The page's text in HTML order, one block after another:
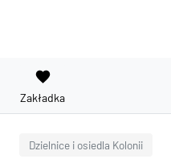
favorite
Zakładka
Dzielnice i osiedla Kolonii